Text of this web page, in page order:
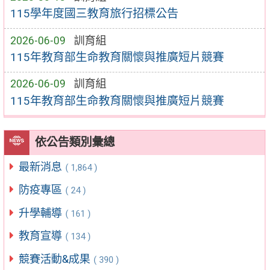
115學年度國三教育旅行招標公告
2026-06-09 訓育組
115年教育部生命教育關懷與推廣短片競賽
2026-06-09 訓育組
115年教育部生命教育關懷與推廣短片競賽
依公告類別彙總
最新消息 ( 1,864 )
防疫專區 ( 24 )
升學輔導 ( 161 )
教育宣導 ( 134 )
競賽活動&成果 ( 390 )